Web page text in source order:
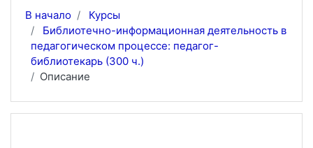
В начало
Курсы
Библиотечно-информационная деятельность в
педагогическом процессе: педагог-
библиотекарь (300 ч.)
Описание